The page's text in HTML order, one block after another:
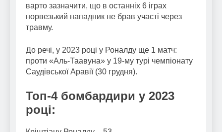
варто зазначити, що в останніх 6 іграх
норвезький нападник не брав участі через
травму.
До речі, у 2023 році у Роналду ще 1 матч:
проти «Аль-Таавуна» у 19-му турі чемпіонату
Саудівської Аравії (30 грудня).
Топ-4 бомбардири у 2023
році: